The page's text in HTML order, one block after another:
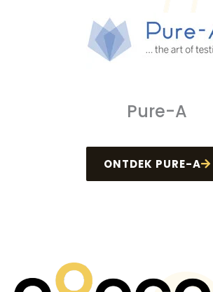
Pure-A
ONTDEK PURE-A